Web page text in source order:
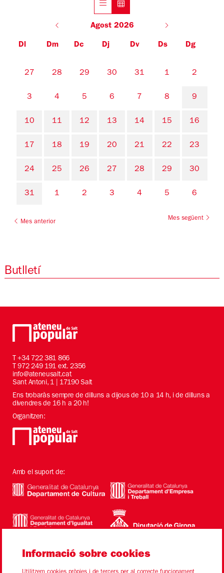
Agost 2026
Dl Dm Dc Dj Dv Ds Dg
No hi ha cap activitat aquest mes
27 28 29 30 31 1 2
3 4 5 6 7 8 9
10 11 12 13 14 15 16
17 18 19 20 21 22 23
24 25 26 27 28 29 30
31 1 2 3 4 5 6
Mes anterior
Mes següent
Butlletí
T+34 722 381 866
T 972 249 191 ext. 2356
info@ateneusalt.cat
Sant Antoni, 1 | 17190 Salt
Ens trobaràs sempre de dilluns a dijous de 10 a 14 h, i de dilluns a
divendres de 16 h a 20 h!
Organitzen:
Amb el suport de:
Informació sobre cookies